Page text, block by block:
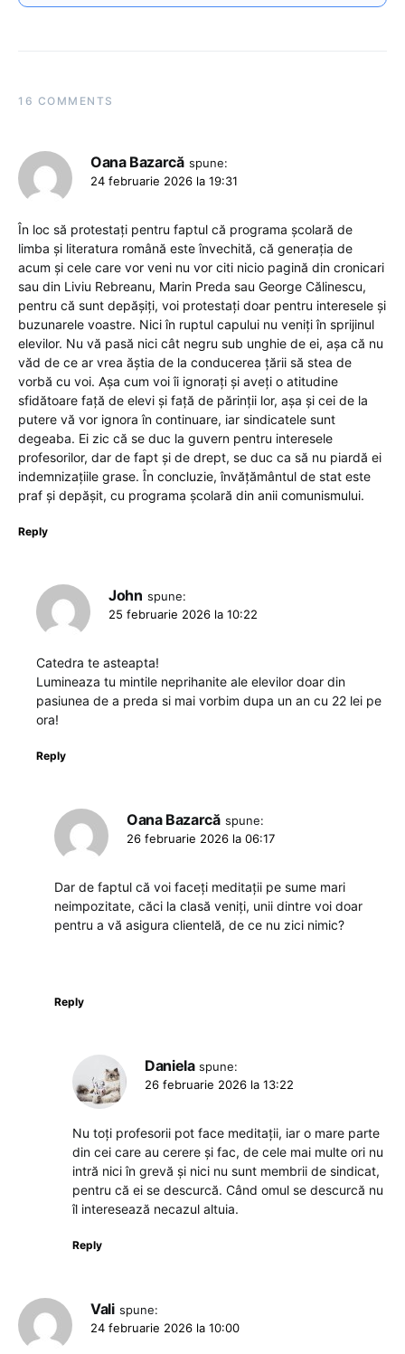
16 COMMENTS
Oana Bazarcă spune:
24 februarie 2026 la 19:31
În loc să protestați pentru faptul că programa școlară de
limba și literatura română este învechită, că generația de
acum și cele care vor veni nu vor citi nicio pagină din cronicari
sau din Liviu Rebreanu, Marin Preda sau George Călinescu,
pentru că sunt depășiți, voi protestați doar pentru interesele și
buzunarele voastre. Nici în ruptul capului nu veniți în sprijinul
elevilor. Nu vă pasă nici cât negru sub unghie de ei, așa că nu
văd de ce ar vrea ăștia de la conducerea țării să stea de
vorbă cu voi. Așa cum voi îi ignorați și aveți o atitudine
sfidătoare față de elevi și față de părinții lor, așa și cei de la
putere vă vor ignora în continuare, iar sindicatele sunt
degeaba. Ei zic că se duc la guvern pentru interesele
profesorilor, dar de fapt și de drept, se duc ca să nu piardă ei
indemnizațiile grase. În concluzie, învățământul de stat este
praf și depășit, cu programa școlară din anii comunismului.
Reply
John spune:
25 februarie 2026 la 10:22
Catedra te asteapta!
Lumineaza tu mintile neprihanite ale elevilor doar din
pasiunea de a preda si mai vorbim dupa un an cu 22 lei pe
ora!
Reply
Oana Bazarcă spune:
26 februarie 2026 la 06:17
Dar de faptul că voi faceți meditații pe sume mari
neimpozitate, căci la clasă veniți, unii dintre voi doar
pentru a vă asigura clientelă, de ce nu zici nimic?
Reply
Daniela spune:
26 februarie 2026 la 13:22
Nu toți profesorii pot face meditații, iar o mare parte
din cei care au cerere și fac, de cele mai multe ori nu
intră nici în grevă și nici nu sunt membrii de sindicat,
pentru că ei se descurcă. Când omul se descurcă nu
îl interesează necazul altuia.
Reply
Vali spune:
24 februarie 2026 la 10:00